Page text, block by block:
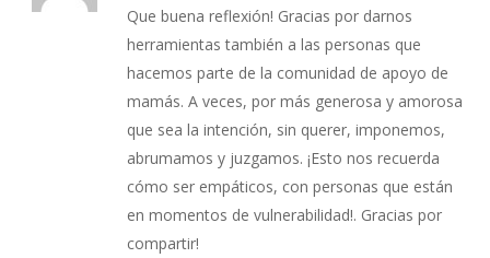
Que buena reflexión! Gracias por darnos
herramientas también a las personas que
hacemos parte de la comunidad de apoyo de
mamás. A veces, por más generosa y amorosa
que sea la intención, sin querer, imponemos,
abrumamos y juzgamos. ¡Esto nos recuerda
cómo ser empáticos, con personas que están
en momentos de vulnerabilidad!. Gracias por
compartir!